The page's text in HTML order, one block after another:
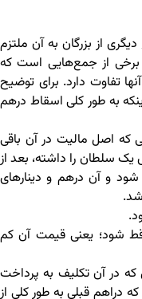
از بزرگان به آن ملتزم
برخی از جمع‌هایی است که
تفاوت دارد. برای توضیح
به طور کلی اسقاط درهم
که اصل مالیت در آن باقی
سلطان را داشته، بعد از
و آن درهم و دینارهای
شود؛ یعنی قیمت آن کم
که در آن تکلیف به پرداخت
قبلی به طور کلی از